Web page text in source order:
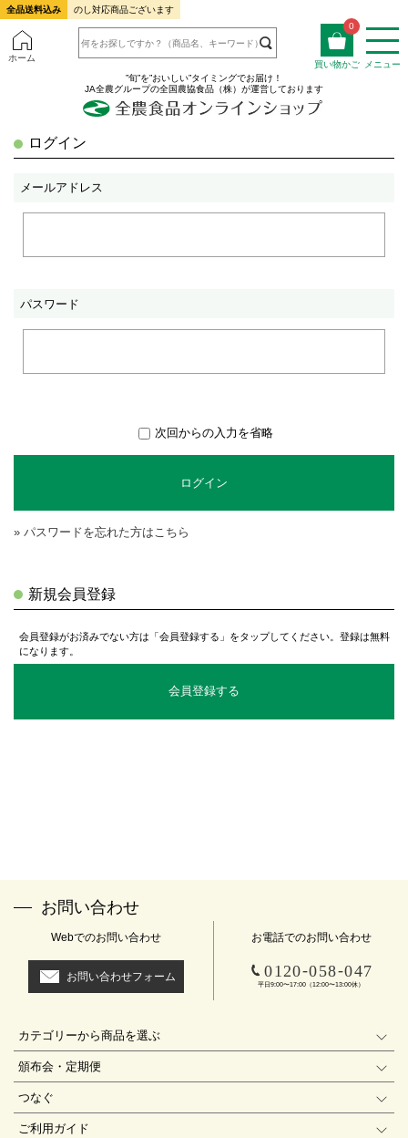
全品送料込み のし対応商品ございます
ホーム
0
買い物かご
メニュー
”旬”を”おいしい”タイミングでお届け！
JA全農グループの全国農協食品（株）が運営しております
ログイン
メールアドレス
パスワード
次回からの入力を省略
ログイン
» パスワードを忘れた方はこちら
新規会員登録
会員登録がお済みでない方は「会員登録する」をタップしてください。登録は無料
になります。
会員登録する
お問い合わせ
Webでのお問い合わせ
お問い合わせフォーム
お電話でのお問い合わせ
0120-058-047
平日9:00〜17:00（12:00〜13:00休）
カテゴリーから商品を選ぶ
頒布会・定期便
つなぐ
ご利用ガイド